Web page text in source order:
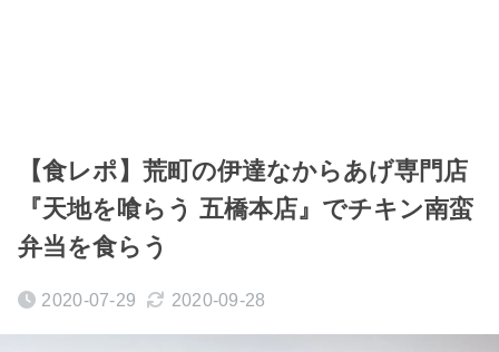
【食レポ】荒町の伊達なからあげ専門店
『天地を喰らう 五橋本店』でチキン南蛮
弁当を食らう
2020-07-29 2020-09-28